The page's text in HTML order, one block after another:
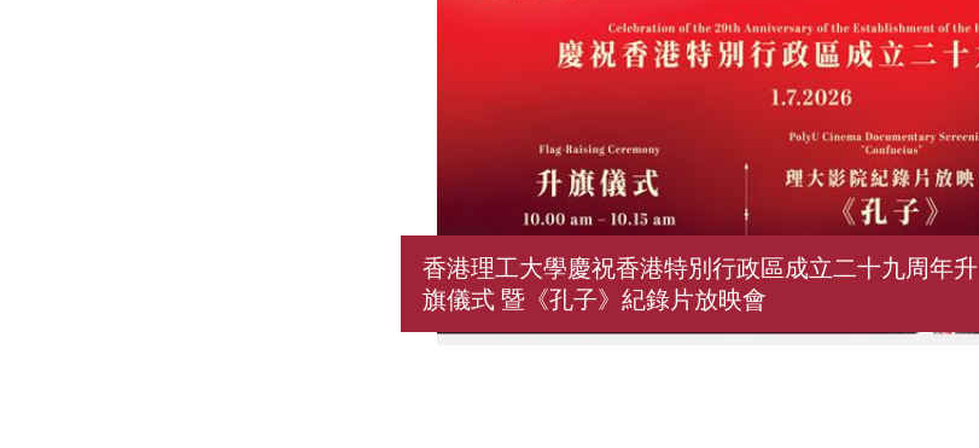
香港理工大學慶祝香港特別行政區成立二十九周年升
旗儀式 暨《孔子》紀錄片放映會